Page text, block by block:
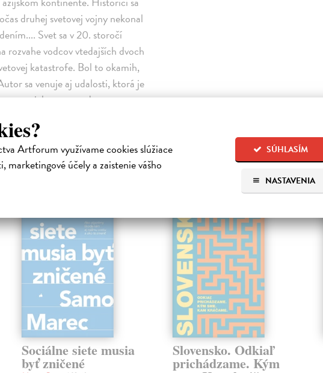
Artforum využívame cookies slúžiace
marketingové účely a zaistenie vášho
SÚHLASÍM
NASTAVENIA
druhej svetovej vojny nekonal
Svet sa v 20. storočí
rozvahe vodcov vtedajších dvoch
katastrofe. Bol to okamih,
sa venuje aj udalosti, ktorá je
rozpade
na svetovú scénu ako veľmoc.
Podobné tituly
Sociálne siete musia
byť zničené
Slovensko. Odkiaľ
prichádzame. Kým